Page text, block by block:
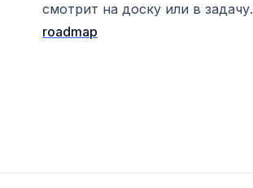
смотрит на доску или в задачу.
roadmap